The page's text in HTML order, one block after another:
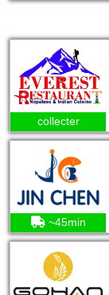
collecter
~45min